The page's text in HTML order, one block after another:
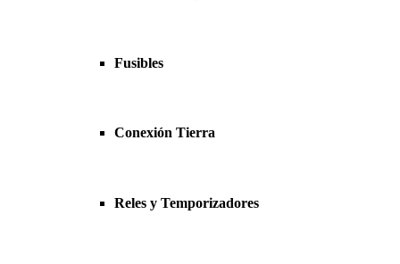
Fusibles
Conexión Tierra
Reles y Temporizadores